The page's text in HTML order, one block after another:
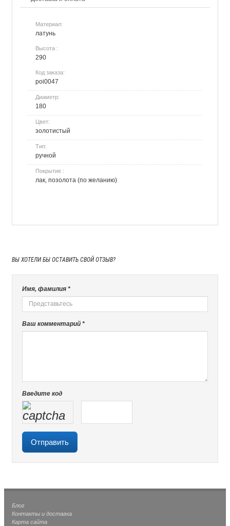
Материал:
латунь
Высота :
290
Код заказа:
poi0047
Диаметр:
180
Цвет:
золотистый
Тип:
ручной
Покрытие :
лак, позолота (по желанию)
ВЫ ХОТЕЛИ БЫ ОСТАВИТЬ СВОЙ ОТЗЫВ?
Имя, фамилия *
Ваш комментарий *
Введите код
Блог
Контакты и доставка
Карта сайта